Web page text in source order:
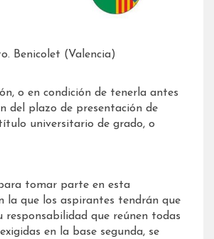
Benicolet (Valencia)
o en condición de tenerla antes
del plazo de presentación de
universitario de grado, o
tomar parte en esta
la que los aspirantes tendrán que
responsabilidad que reúnen todas
en la base segunda, se